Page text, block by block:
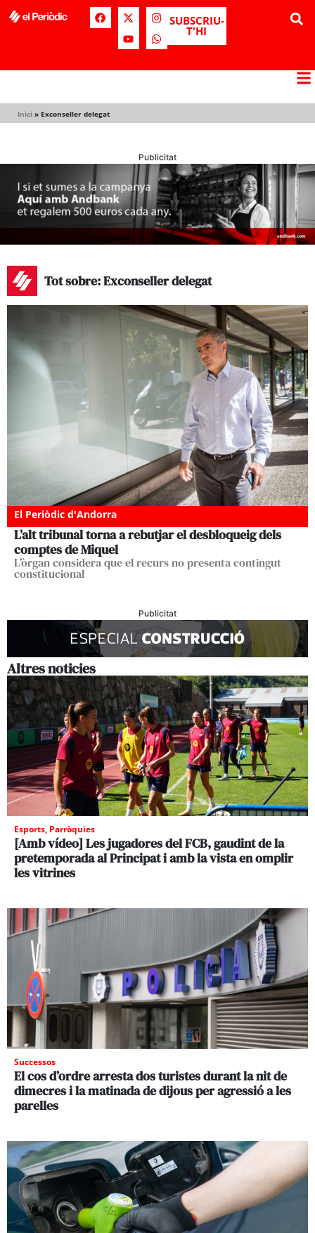
SUBSCRIU-
T'HI
Inici » Exconseller delegat
Publicitat
Tot sobre: Exconseller delegat
El Periòdic d'Andorra
L’alt tribunal torna a rebutjar el desbloqueig dels
comptes de Miquel
L’òrgan considera que el recurs no presenta contingut
constitucional
Publicitat
Altres noticies
Esports, Parròquies
[Amb vídeo] Les jugadores del FCB, gaudint de la
pretemporada al Principat i amb la vista en omplir
les vitrines
Successos
El cos d’ordre arresta dos turistes durant la nit de
dimecres i la matinada de dijous per agressió a les
parelles